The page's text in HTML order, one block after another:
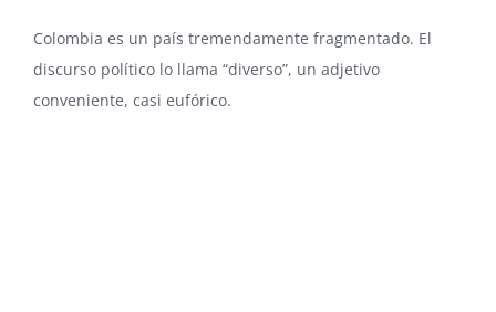
Colombia es un país tremendamente fragmentado. El
discurso político lo llama “diverso”, un adjetivo
conveniente, casi eufórico.